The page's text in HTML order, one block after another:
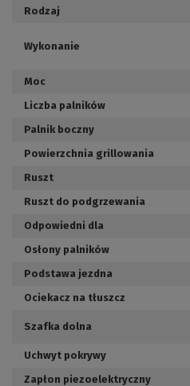
Rodzaj
Wykonanie
Moc
Liczba palników
Palnik boczny
Powierzchnia grillowania
Ruszt
Ruszt do podgrzewania
Odpowiedni dla
Osłony palników
Podstawa jezdna
Ociekacz na tłuszcz
Szafka dolna
Uchwyt pokrywy
Zapłon piezoelektryczny